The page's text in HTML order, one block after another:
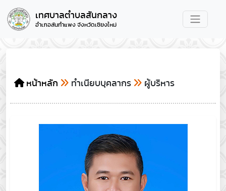
เทศบาลตำบลสันกลาง
อำเภอสันกำแพง จังหวัดเชียงใหม่
หน้าหลัก ทำเนียบบุคลากร ผู้บริหาร